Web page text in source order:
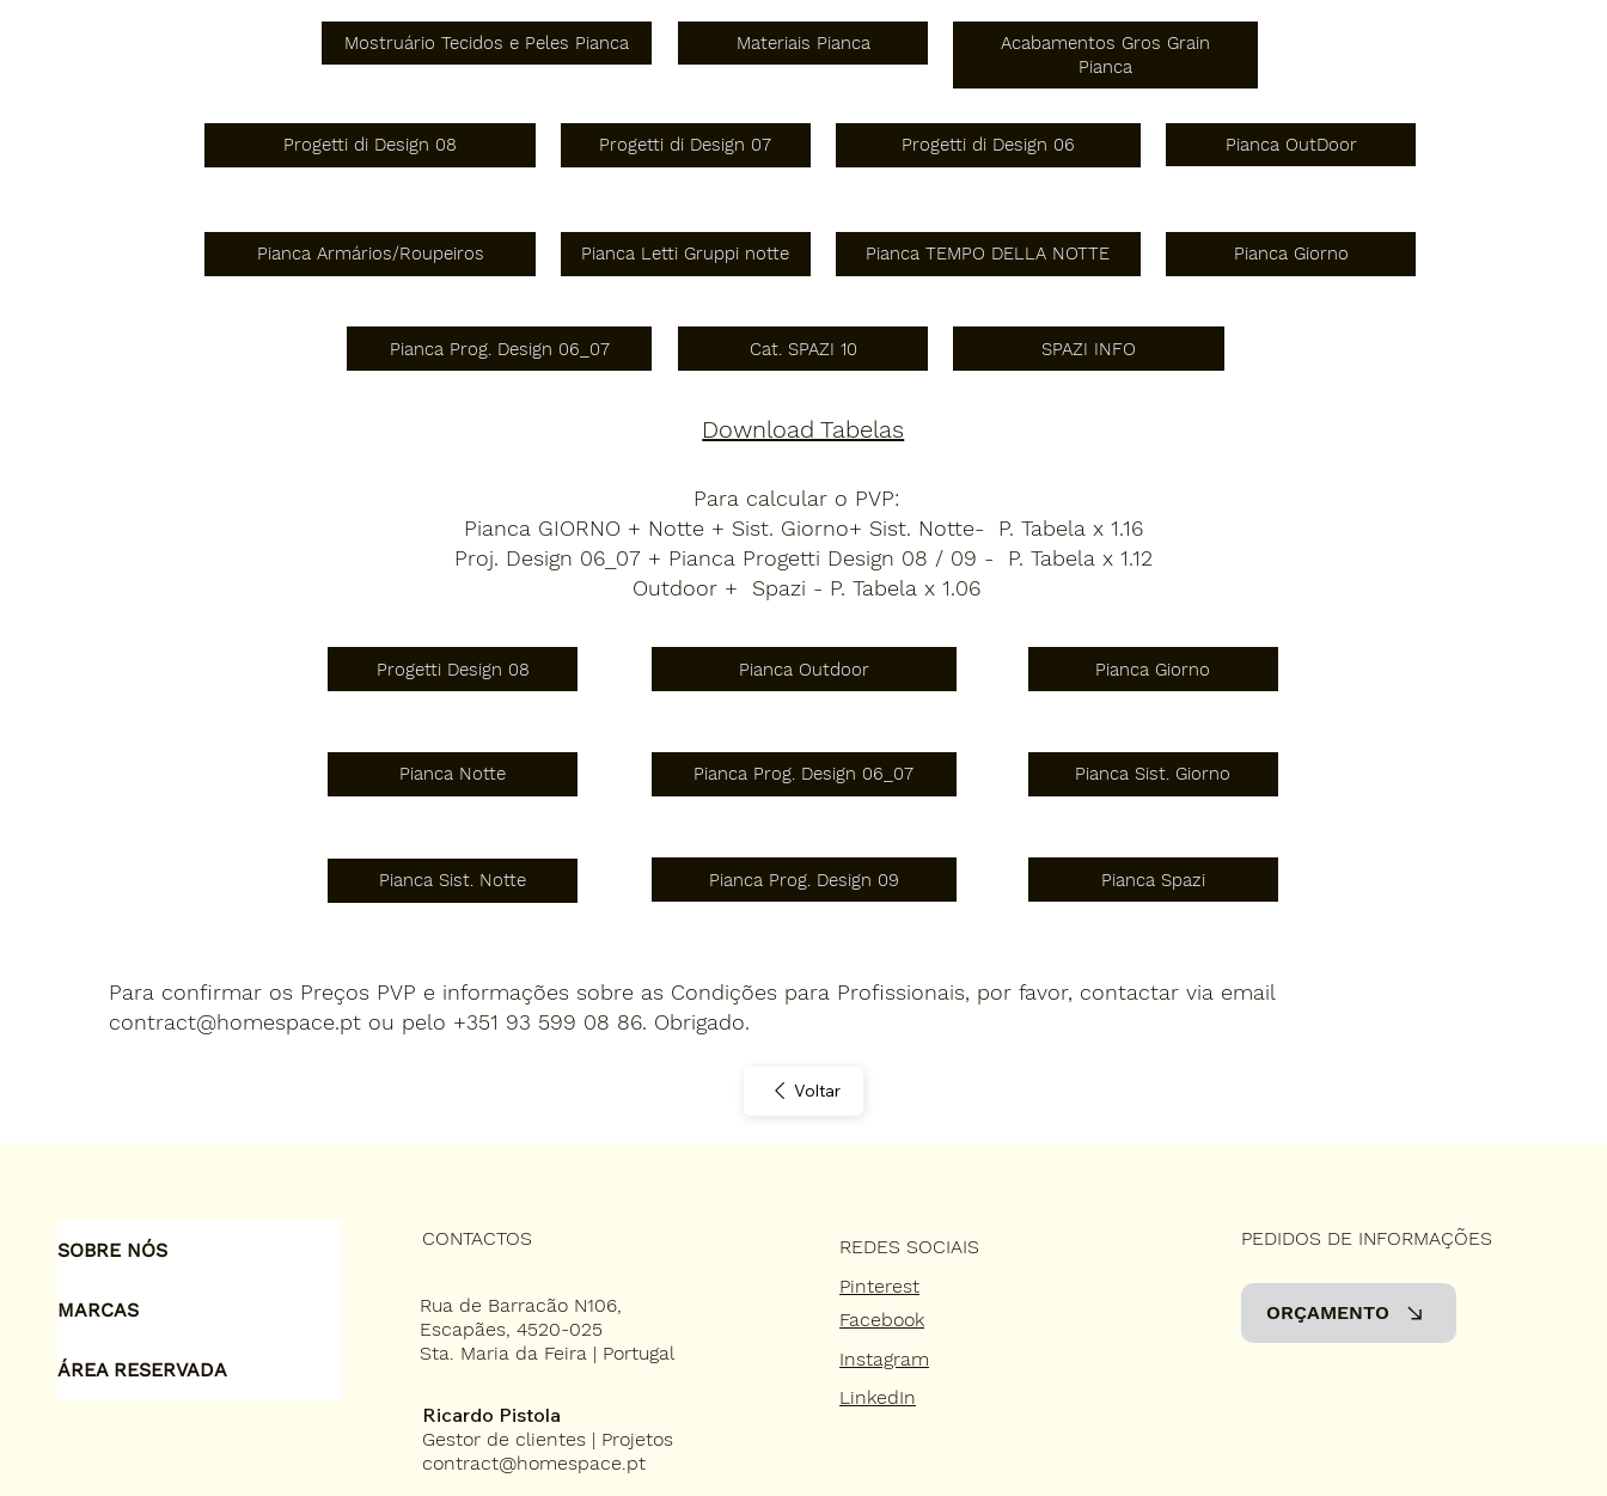
Mostruário Tecidos e Peles Pianca Materiais Pianca
Acabamentos Gros Grain
Pianca
Progetti di Design 08 Progetti di Design 07 Progetti di Design 06 Pianca OutDoor
Pianca Armários/Roupeiros Pianca Letti Gruppi notte Pianca TEMPO DELLA NOTTE Pianca Giorno
Pianca Prog. Design 06_07 Cat. SPAZI 10 SPAZI INFO
Download Tabelas
Para calcular o PVP:
Pianca GIORNO + Notte + Sist. Giorno+ Sist. Notte- P. Tabela x 1.16
Proj. Design 06_07 + Pianca Progetti Design 08 / 09 - P. Tabela x 1.12
Outdoor + Spazi - P. Tabela x 1.06
Progetti Design 08 Pianca Outdoor Pianca Giorno
Pianca Notte Pianca Prog. Design 06_07 Pianca Sist. Giorno
Pianca Sist. Notte Pianca Prog. Design 09 Pianca Spazi
Para confirmar os Preços PVP e informações sobre as Condições para Profissionais, por favor, contactar via email
contract@homespace.pt ou pelo +351 93 599 08 86. Obrigado.
Voltar
SOBRE NÓS
MARCAS
ÁREA RESERVADA
CONTACTOS
Rua de Barracão N106,
Escapães, 4520-025
Sta. Maria da Feira | Portugal
Ricardo Pistola
Gestor de clientes | Projetos
contract@homespace.pt
REDES SOCIAIS
Pinterest
Facebook
Instagram
LinkedIn
PEDIDOS DE INFORMAÇÕES
ORÇAMENTO